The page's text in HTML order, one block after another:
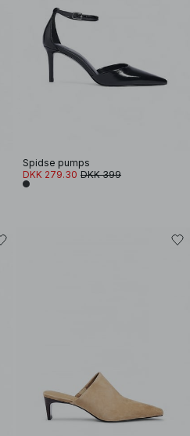
Spidse pumps
DKK 279.30 DKK 399